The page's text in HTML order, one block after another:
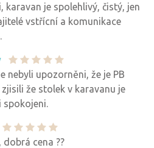
karavan je spolehlivý, čistý, jen
vstřícní a komunikace
nebyli upozorněni, že je PB
že stolek v karavanu je
spokojeni.
cena ??